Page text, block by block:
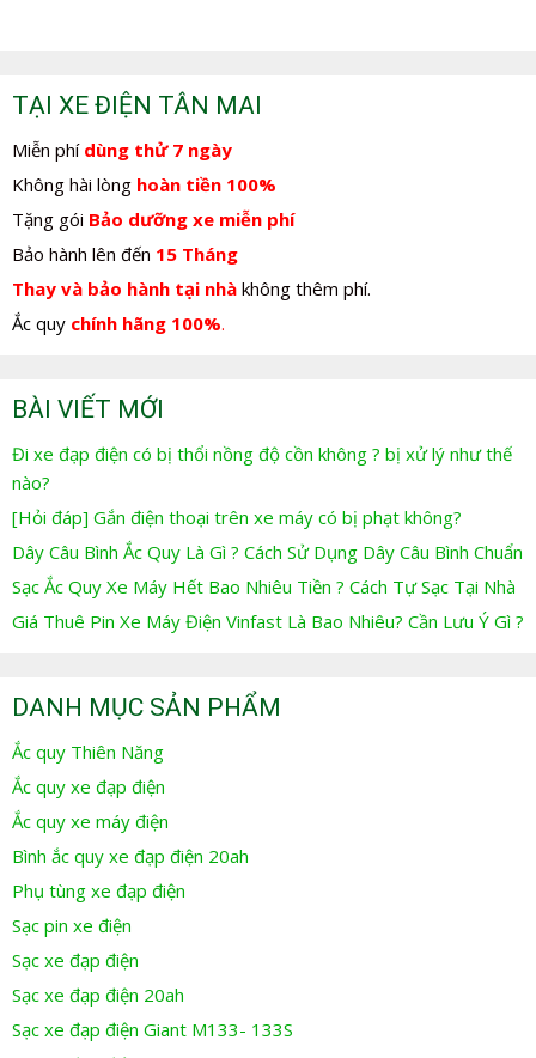
TẠI XE ĐIỆN TÂN MAI
Miễn phí dùng thử 7 ngày
Không hài lòng hoàn tiền 100%
Tặng gói Bảo dưỡng xe miễn phí
Bảo hành lên đến 15 Tháng
Thay và bảo hành tại nhà không thêm phí.
Ắc quy chính hãng 100%.
BÀI VIẾT MỚI
Đi xe đạp điện có bị thổi nồng độ cồn không ? bị xử lý như thế
nào?
[Hỏi đáp] Gắn điện thoại trên xe máy có bị phạt không?
Dây Câu Bình Ắc Quy Là Gì ? Cách Sử Dụng Dây Câu Bình Chuẩn
Sạc Ắc Quy Xe Máy Hết Bao Nhiêu Tiền ? Cách Tự Sạc Tại Nhà
Giá Thuê Pin Xe Máy Điện Vinfast Là Bao Nhiêu? Cần Lưu Ý Gì ?
DANH MỤC SẢN PHẨM
Ắc quy Thiên Năng
Ắc quy xe đạp điện
Ắc quy xe máy điện
Bình ắc quy xe đạp điện 20ah
Phụ tùng xe đạp điện
Sạc pin xe điện
Sạc xe đạp điện
Sạc xe đạp điện 20ah
Sạc xe đạp điện Giant M133- 133S